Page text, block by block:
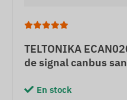
TELTONIKA
de signal canbus
En stock